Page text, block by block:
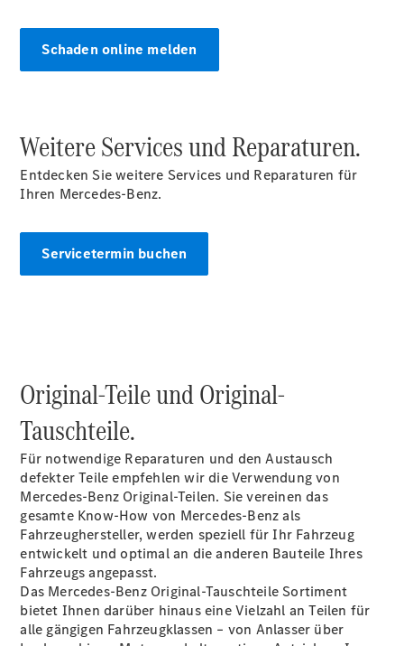
Service &
Garantie
Rückrufe
Ersatzteile
Fahrzeugzubehör
Collection
Betriebsanleitungen
Servicetermin
buchen
Schaden online melden
Weitere Services und Reparaturen.
Entdecken Sie weitere Services und Reparaturen für
Ihren Mercedes-Benz.
Servicetermin buchen
Original-Teile und Original-
Tauschteile.
Für notwendige Reparaturen und den Austausch
defekter Teile empfehlen wir die Verwendung von
Mercedes-Benz Original-Teilen. Sie vereinen das
gesamte Know-How von Mercedes-Benz als
Fahrzeughersteller, werden speziell für Ihr Fahrzeug
entwickelt und optimal an die anderen Bauteile Ihres
Fahrzeugs angepasst.
Das Mercedes-Benz Original-Tauschteile Sortiment
bietet Ihnen darüber hinaus eine Vielzahl an Teilen für
alle gängigen Fahrzeugklassen – von Anlasser über